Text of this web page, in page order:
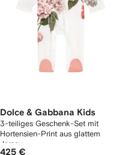
Dolce & Gabbana Kids
3-teiliges Geschenk-Set mit
Hortensien-Print aus glattem
Jersey
425 €